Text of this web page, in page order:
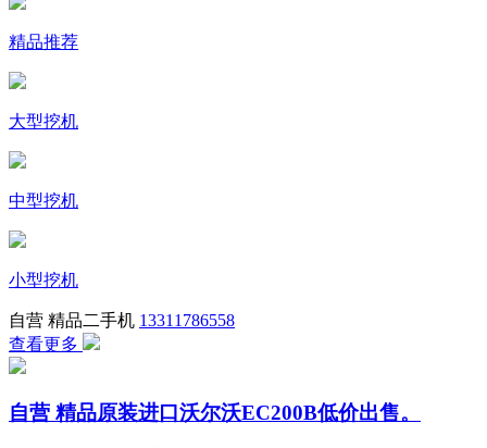
精品推荐
大型挖机
中型挖机
小型挖机
自营 精品二手机 13311786558
查看更多
自营 精品原装进口沃尔沃EC200B低价出售。